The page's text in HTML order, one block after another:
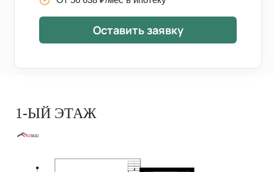
Оставить заявку
1-ЫЙ ЭТАЖ